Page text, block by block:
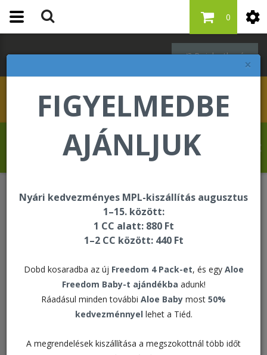
×
FIGYELMEDBE
AJÁNLJUK
Nyári kedvezményes MPL-kiszállítás augusztus
1–15. között:
1 CC alatt: 880 Ft
1–2 CC között: 440 Ft
Dobd kosaradba az új Freedom 4 Pack-et, és egy Aloe
Freedom Baby-t ajándékba adunk!
Ráadásul minden további Aloe Baby most 50%
kedvezménnyel lehet a Tiéd.
A megrendelések kiszállítása a megszokottnál több időt
Bejelentkezés
0
Schleppné Dr. Kasz Edit üdvözli Önt a
Forever Living internetes áruházában!
Az ön kosara jelenleg üres!